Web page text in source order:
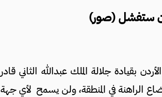
ستفشل (صور)
بقيادة جلالة الملك عبدالله الثاني قادر
الراهنة في المنطقة، ولن يسمح لأي جهة